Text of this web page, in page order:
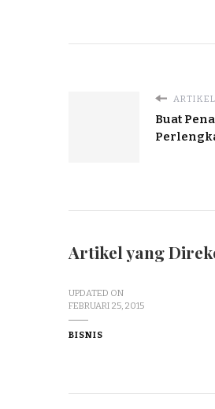
Buat
Artikel yang
UPDATED ON
FEBRUARI 25, 2015
BISNIS